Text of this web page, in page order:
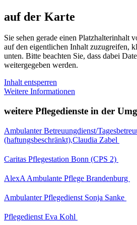
auf der Karte
Sie sehen gerade einen Platzhalterinhalt
auf den eigentlichen Inhalt zuzugreifen,
unten. Bitte beachten Sie, dass dabei
weitergegeben werden.
Inhalt entsperren
Weitere Informationen
weitere Pflegedienste in der
Ambulanter Betreuungdienst/
(haftungsbeschränkt),Claudia Zabel
Caritas Pflegestation Bonn (CPS 2)
AlexA Ambulante Pflege Brandenburg
Ambulanter Pflegedienst Sonja Sanke
Pflegedienst Eva Kohl